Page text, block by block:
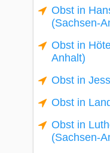
Obst in
(Sachsen-
Obst in
Anhalt)
Obst in
Obst in
Obst in
(Sachsen-